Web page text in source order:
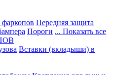
фаркопов Передняя защита
Пороги ... Показать все
Вставки (вкладыши) в